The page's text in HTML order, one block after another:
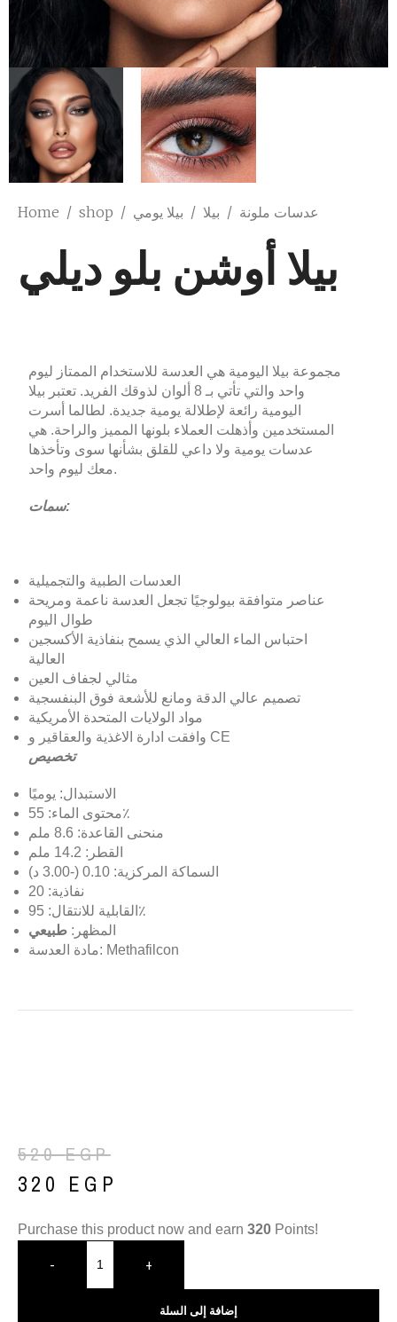
Home / shop / عدسات ملونة / بيلا / بيلا يومي
بيلا أوشن بلو ديلي
مجموعة بيلا اليومية هي العدسة للاستخدام الممتاز ليوم
واحد والتي تأتي بـ 8 ألوان لذوقك الفريد. تعتبر بيلا
اليومية رائعة لإطلالة يومية جديدة. لطالما أسرت
المستخدمين وأذهلت العملاء بلونها المميز والراحة. هي
عدسات يومية ولا داعي للقلق بشأنها سوى وتأخذها
معك ليوم واحد.
سمات:
العدسات الطبية والتجميلية
عناصر متوافقة بيولوجيًا تجعل العدسة ناعمة ومريحة
طوال اليوم
احتباس الماء العالي الذي يسمح بنفاذية الأكسجين
العالية
مثالي لجفاف العين
تصميم عالي الدقة ومانع للأشعة فوق البنفسجية
مواد الولايات المتحدة الأمريكية
وافقت ادارة الاغذية والعقاقير و CE
تخصيص
الاستبدال: يوميًا
محتوى الماء: 55٪
منحنى القاعدة: 8.6 ملم
القطر: 14.2 ملم
السماكة المركزية: 0.10 (-3.00 د)
نفاذية: 20
القابلية للانتقال: 95٪
المظهر : طبيعي
مادة العدسة: Methafilcon
520EGP
320 EGP
Purchase this product now and earn 320 Points!
- +
إضافة إلى السلة